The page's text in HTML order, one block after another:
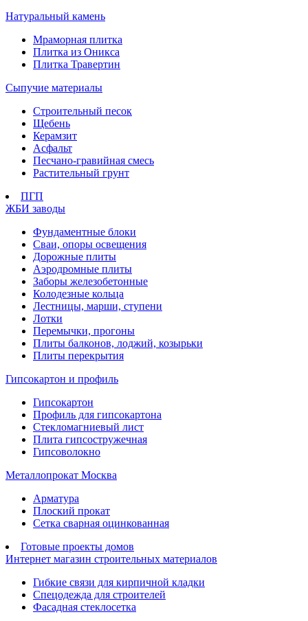
Натуральный камень
Мраморная плитка
Плитка из Оникса
Плитка Травертин
Сыпучие материалы
Строительный песок
Щебень
Керамзит
Асфальт
Песчано-гравийная смесь
Растительный грунт
ПГП
ЖБИ заводы
Фундаментные блоки
Сваи, опоры освещения
Дорожные плиты
Аэродромные плиты
Заборы железобетонные
Колодезные кольца
Лестницы, марши, ступени
Лотки
Перемычки, прогоны
Плиты балконов, лоджий, козырьки
Плиты перекрытия
Гипсокартон и профиль
Гипсокартон
Профиль для гипсокартона
Стекломагниевый лист
Плита гипсостружечная
Гипсоволокно
Металлопрокат Москва
Арматура
Плоский прокат
Сетка сварная оцинкованная
Готовые проекты домов
Интернет магазин строительных материалов
Гибкие связи для кирпичной кладки
Спецодежда для строителей
Фасадная стеклосетка